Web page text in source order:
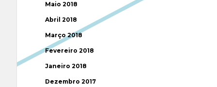
Maio 2018
Abril 2018
Março 2018
Fevereiro 2018
Janeiro 2018
Dezembro 2017